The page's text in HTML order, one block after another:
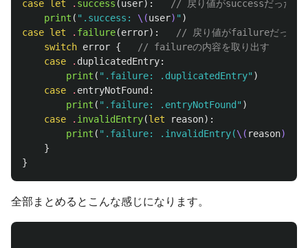
case let . success (user):
// 戻り値がsuccessだった場
print ( ".success: \(user) " )
case let . failure(error):
// 戻り値がfailureだった
switch error {
// failureの内容を取り出す
case
. duplicatedEntry:
print ( ".failure: .duplicatedEntry" )
case
. entryNotFound :
print ( ".failure: .entryNotFound" )
case
. invalidEntry(let reason):
print ( ".failure: .invalidEntry(\( reason)
}
}
全部まとめるとこんな感じになります。